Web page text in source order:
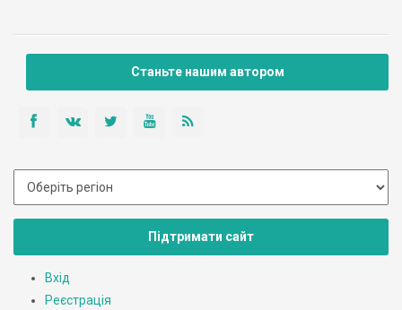
Станьте нашим автором
Підтримати сайт
Вхід
Реєстрація